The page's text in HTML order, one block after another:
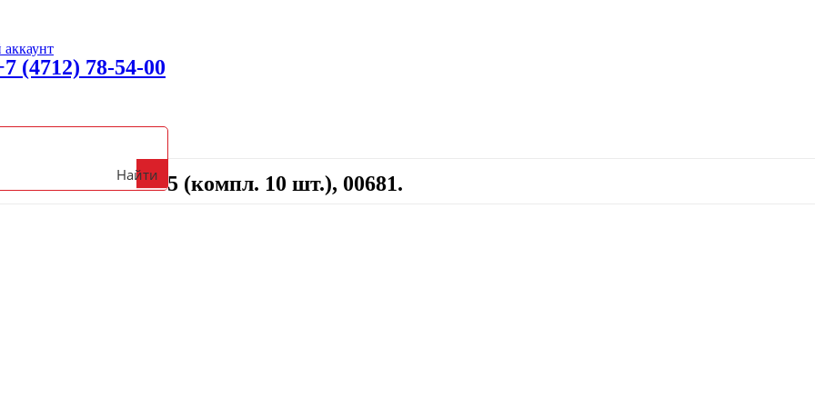
(4712) 78-54-00
Звонить с 09:00 до 18:00 (Пн-Пт)
Найти
шт.), 00681.
РОСОМЗ R-5 (компл. 10 шт.), 00681.